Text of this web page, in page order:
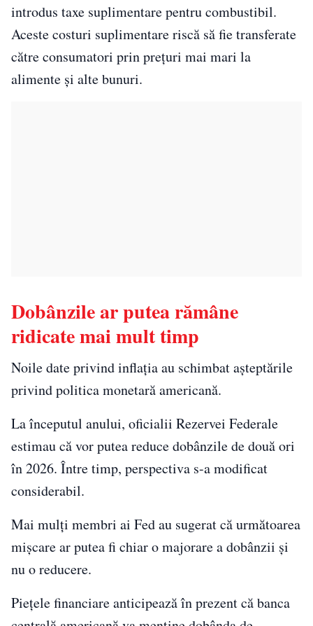
introdus taxe suplimentare pentru combustibil.
Aceste costuri suplimentare riscă să fie transferate
către consumatori prin prețuri mai mari la
alimente și alte bunuri.
Dobânzile ar putea rămâne
ridicate mai mult timp
Noile date privind inflația au schimbat așteptările
privind politica monetară americană.
La începutul anului, oficialii Rezervei Federale
estimau că vor putea reduce dobânzile de două ori
în 2026. Între timp, perspectiva s-a modificat
considerabil.
Mai mulți membri ai Fed au sugerat că următoarea
mișcare ar putea fi chiar o majorare a dobânzii și
nu o reducere.
Piețele financiare anticipează în prezent că banca